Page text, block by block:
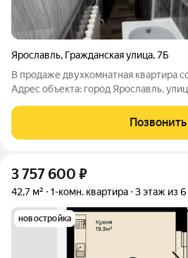
Ярославль, Гражданская улица,7Б
В продаже двухкомнатная квартира
Адрес объекта: город Ярославль,
Сделан косметический ремонт в
Перепланировки нет. Школа
Позвонить
3 757 600 ₽
42,7 м² 1-комн. квартира 3 этаж из 6
новостройка